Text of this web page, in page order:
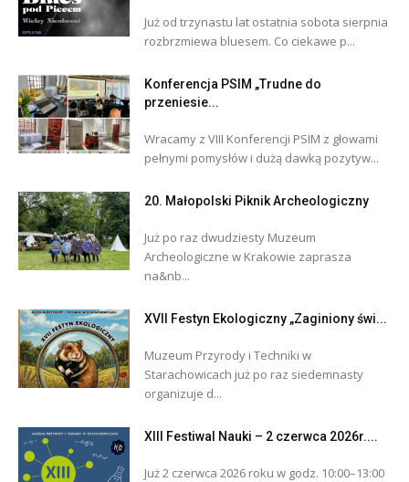
Już od trzynastu lat ostatnia sobota sierpnia
rozbrzmiewa bluesem. Co ciekawe p...
Konferencja PSIM „Trudne do
przeniesie...
Wracamy z VIII Konferencji PSIM z głowami
pełnymi pomysłów i dużą dawką pozytyw...
20. Małopolski Piknik Archeologiczny
Już po raz dwudziesty Muzeum
Archeologiczne w Krakowie zaprasza
na&nb...
XVII Festyn Ekologiczny „Zaginiony świ...
Muzeum Przyrody i Techniki w
Starachowicach już po raz siedemnasty
organizuje d...
XIII Festiwal Nauki – 2 czerwca 2026r....
Już 2 czerwca 2026 roku w godz. 10:00–13:00